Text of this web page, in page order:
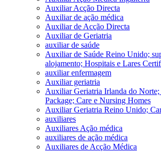
Auxiliar Acção Directa
Auxiliar de ação médica
Auxiliar de Acção Directa
Auxiliar de Geriatria
auxiliar de saúde
Auxiliar de Saúde Reino Unido;
alojamento; Hospitais e Lares
auxiliar enfermagem
Auxiliar geriatria
Auxiliar Geriatria Irlanda do Norte;
Package; Care e Nursing Homes
Auxiliar Geriatria Reino Unido;
auxiliares
Auxiliares Ação médica
auxiliares de ação médica
Auxiliares de Acção Médica